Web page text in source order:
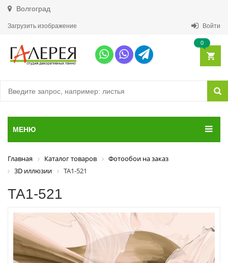
Волгоград
Загрузить изображение Войти
0
МЕНЮ
Главная Каталог товаров
Фотообои на заказ
3D иллюзии
ТА1-521
ТА1-521